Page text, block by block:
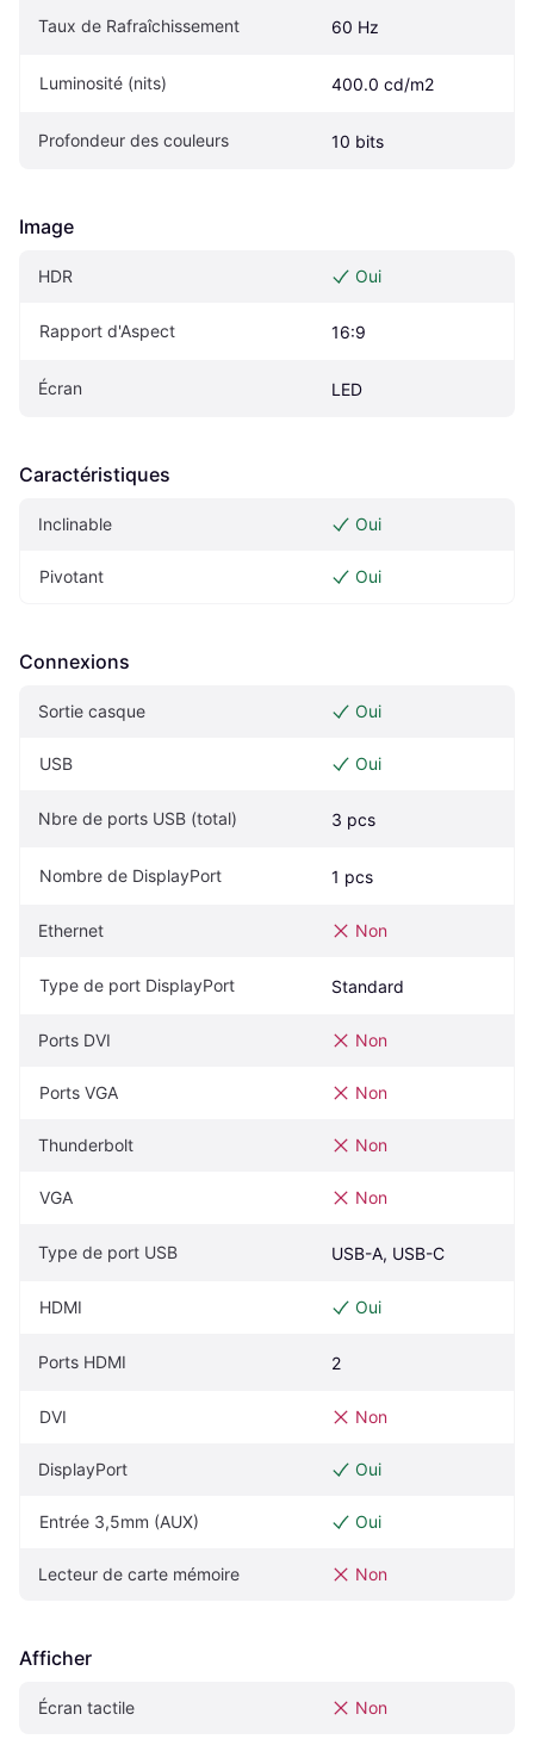
Taux de Rafraîchissement 60 Hz
Luminosité (nits) 400.0 cd/m2
Profondeur des couleurs 10 bits
Image
HDR Oui
Rapport d'Aspect 16:9
Écran LED
Caractéristiques
Inclinable Oui
Pivotant Oui
Connexions
Sortie casque Oui
USB Oui
Nbre de ports USB (total) 3 pcs
Nombre de DisplayPort 1 pcs
Ethernet Non
Type de port DisplayPort Standard
Ports DVI Non
Ports VGA Non
Thunderbolt Non
VGA Non
Type de port USB USB-A, USB-C
HDMI Oui
Ports HDMI 2
DVI Non
DisplayPort Oui
Entrée 3,5mm (AUX) Oui
Lecteur de carte mémoire Non
Afficher
Écran tactile Non